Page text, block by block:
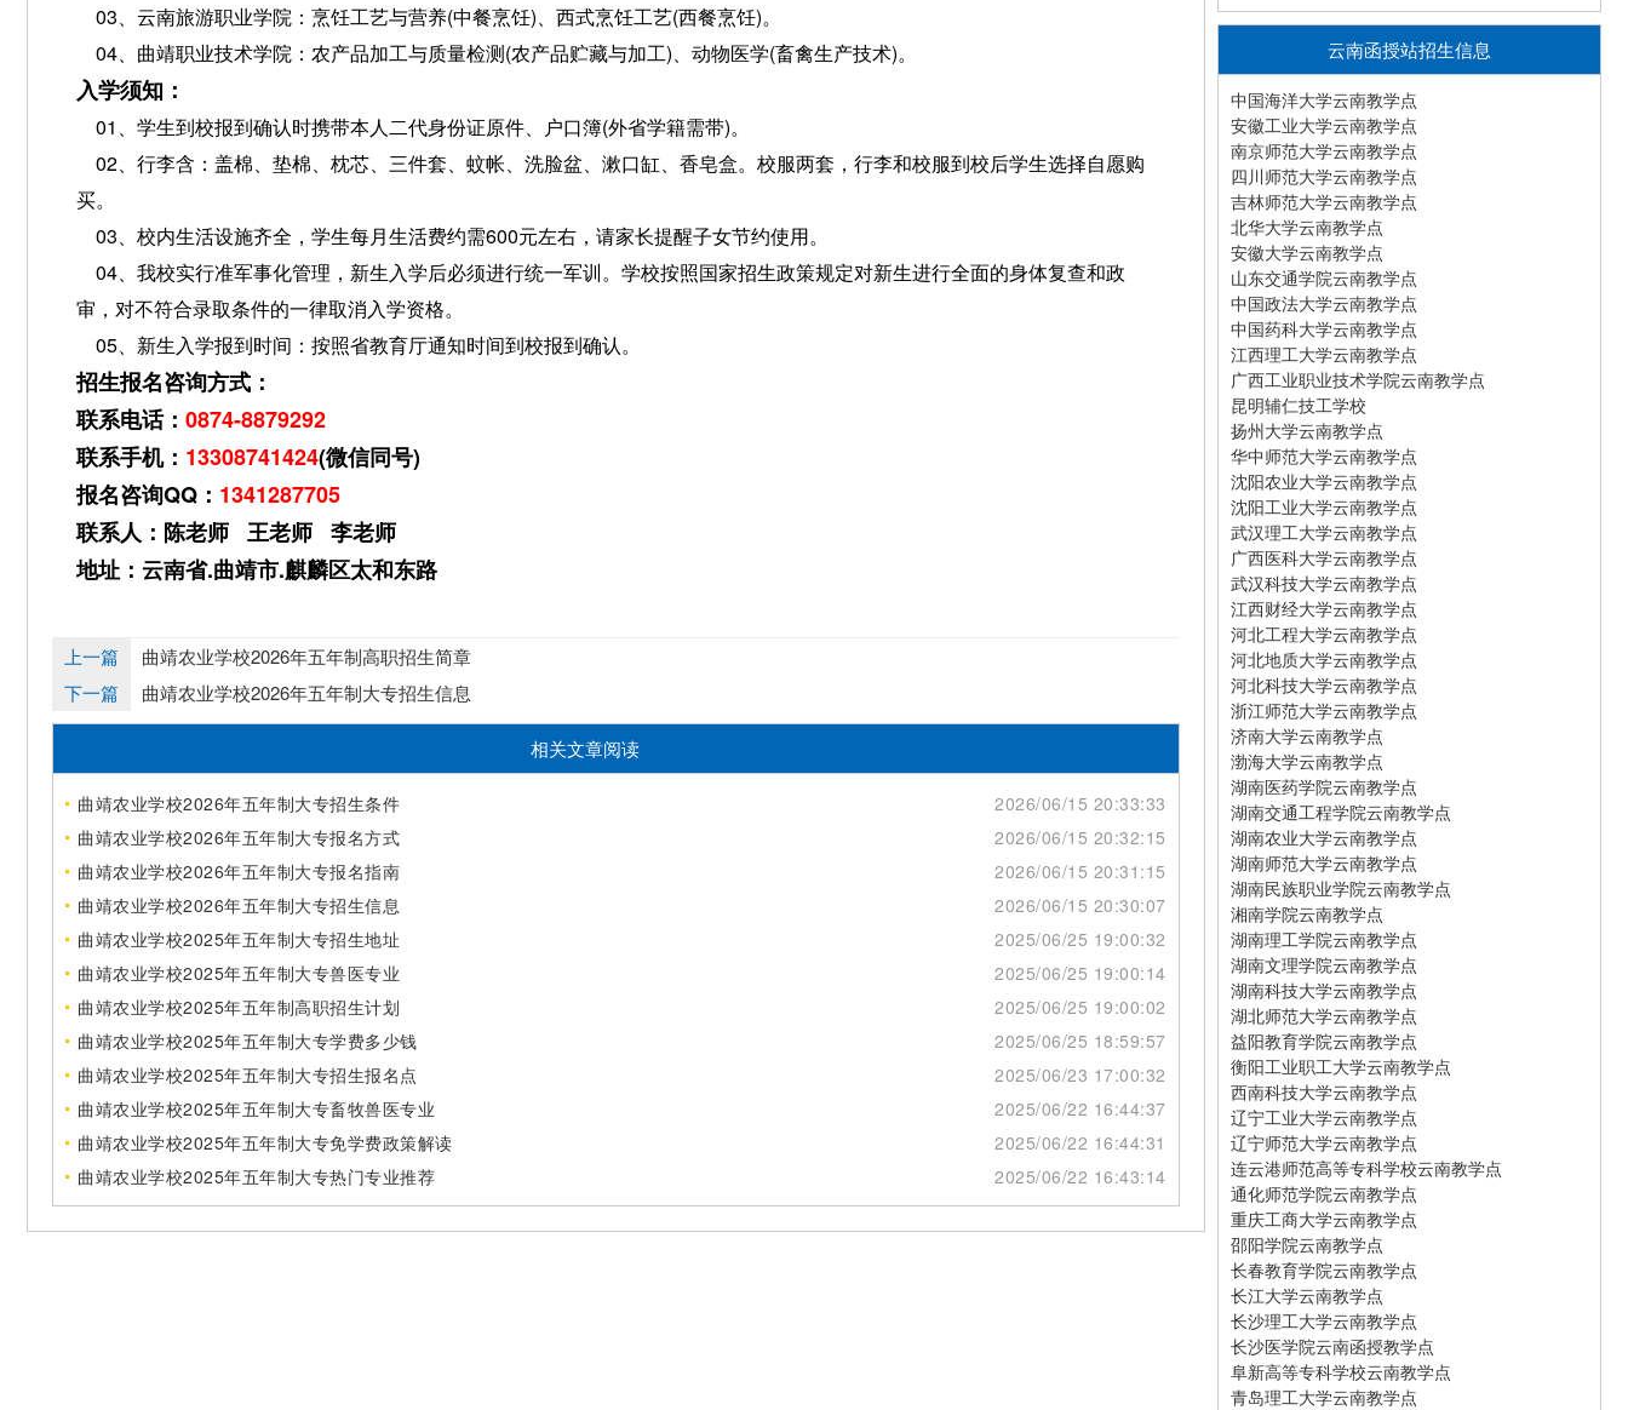
03、云南旅游职业学院：烹饪工艺与营养(中餐烹饪)、西式烹饪工艺(西餐烹饪)。
04、曲靖职业技术学院：农产品加工与质量检测(农产品贮藏与加工)、动物医学(畜禽生产技术)。
入学须知：
01、学生到校报到确认时携带本人二代身份证原件、户口簿(外省学籍需带)。
02、行李含：盖棉、垫棉、枕芯、三件套、蚊帐、洗脸盆、漱口缸、香皂盒。校服两套，行李和校服到校后学生选择自愿购
买。
03、校内生活设施齐全，学生每月生活费约需600元左右，请家长提醒子女节约使用。
04、我校实行准军事化管理，新生入学后必须进行统一军训。学校按照国家招生政策规定对新生进行全面的身体复查和政
审，对不符合录取条件的一律取消入学资格。
05、新生入学报到时间：按照省教育厅通知时间到校报到确认。
招生报名咨询方式：
联系电话： 0874-8879292
联系手机： 13308741424(微信同号)
报名咨询QQ： 1341287705
联系人：陈老师 王老师 李老师
地址：云南省.曲靖市.麒麟区太和东路
上一篇
曲靖农业学校2026年五年制高职招生简章
下一篇
曲靖农业学校2026年五年制大专招生信息
相关文章阅读
曲靖农业学校2026年五年制大专招生条件
2026/06/15 20:33:33
曲靖农业学校2026年五年制大专报名方式
2026/06/15 20:32:15
曲靖农业学校2026年五年制大专报名指南
2026/06/15 20:31:15
曲靖农业学校2026年五年制大专招生信息
2026/06/15 20:30:07
曲靖农业学校2025年五年制大专招生地址
2025/06/25 19:00:32
曲靖农业学校2025年五年制大专兽医专业
2025/06/25 19:00:14
曲靖农业学校2025年五年制高职招生计划
2025/06/25 19:00:02
曲靖农业学校2025年五年制大专学费多少钱
2025/06/25 18:59:57
曲靖农业学校2025年五年制大专招生报名点
2025/06/23 17:00:32
曲靖农业学校2025年五年制大专畜牧兽医专业
2025/06/22 16:44:37
曲靖农业学校2025年五年制大专免学费政策解读
2025/06/22 16:44:31
曲靖农业学校2025年五年制大专热门专业推荐
2025/06/22 16:43:14
云南函授站招生信息
中国海洋大学云南教学点
安徽工业大学云南教学点
南京师范大学云南教学点
四川师范大学云南教学点
吉林师范大学云南教学点
北华大学云南教学点
安徽大学云南教学点
山东交通学院云南教学点
中国政法大学云南教学点
中国药科大学云南教学点
江西理工大学云南教学点
广西工业职业技术学院云南教学点
昆明辅仁技工学校
扬州大学云南教学点
华中师范大学云南教学点
沈阳农业大学云南教学点
沈阳工业大学云南教学点
武汉理工大学云南教学点
广西医科大学云南教学点
武汉科技大学云南教学点
江西财经大学云南教学点
河北工程大学云南教学点
河北地质大学云南教学点
河北科技大学云南教学点
浙江师范大学云南教学点
济南大学云南教学点
渤海大学云南教学点
湖南医药学院云南教学点
湖南交通工程学院云南教学点
湖南农业大学云南教学点
湖南师范大学云南教学点
湖南民族职业学院云南教学点
湘南学院云南教学点
湖南理工学院云南教学点
湖南文理学院云南教学点
湖南科技大学云南教学点
湖北师范大学云南教学点
益阳教育学院云南教学点
衡阳工业职工大学云南教学点
西南科技大学云南教学点
辽宁工业大学云南教学点
辽宁师范大学云南教学点
连云港师范高等专科学校云南教学点
通化师范学院云南教学点
重庆工商大学云南教学点
邵阳学院云南教学点
长春教育学院云南教学点
长江大学云南教学点
长沙理工大学云南教学点
长沙医学院云南函授教学点
阜新高等专科学校云南教学点
青岛理工大学云南教学点